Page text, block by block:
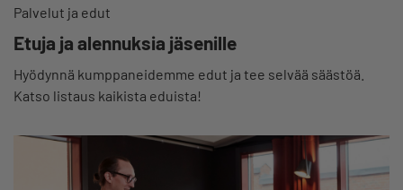
Palvelut ja edut
Etuja ja alennuksia jäsenille
Hyödynnä kumppaneidemme edut ja tee selvää säästöä.
Katso listaus kaikista eduista!